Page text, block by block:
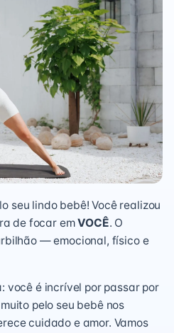
seu lindo bebê! Você realizou
de focar emVOCÊ. O
— emocional, físico e
você é incrível por passar por
pelo seu bebê nos
cuidado e amor. Vamos